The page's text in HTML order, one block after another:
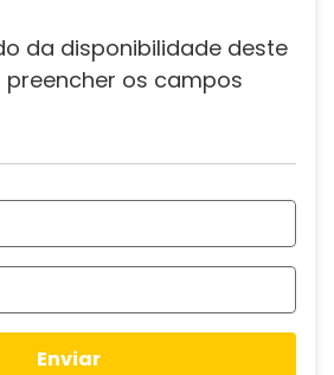
da disponibilidade deste
os campos
Enviar